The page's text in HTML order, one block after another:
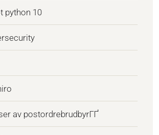
python 10
av postordrebrudbyrГҐ